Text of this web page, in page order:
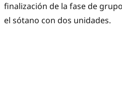
finalización de la fase de
el sótano con dos unidades.